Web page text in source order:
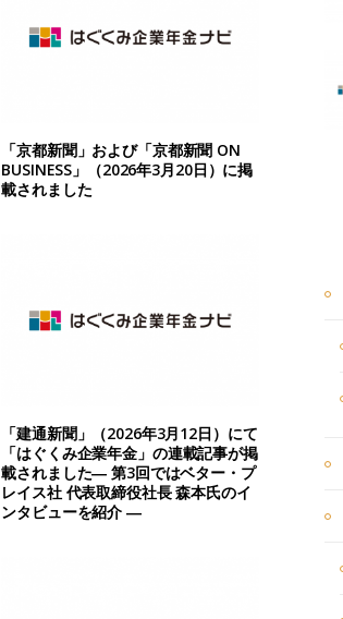
「京都新聞」および「京都新聞 ON
BUSINESS」（2026年3月20日）に掲
載されました
「建通新聞」（2026年3月12日）にて
「はぐくみ企業年金」の連載記事が掲
載されました― 第3回ではベター・プ
レイス社 代表取締役社長 森本氏のイ
ンタビューを紹介 ―